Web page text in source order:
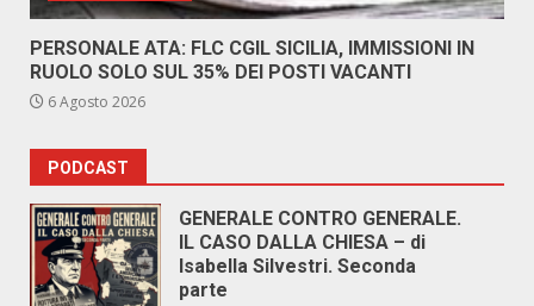
PERSONALE ATA: FLC CGIL SICILIA, IMMISSIONI IN
RUOLO SOLO SUL 35% DEI POSTI VACANTI
6 Agosto 2026
PODCAST
GENERALE CONTRO GENERALE.
IL CASO DALLA CHIESA – di
Isabella Silvestri. Seconda
parte